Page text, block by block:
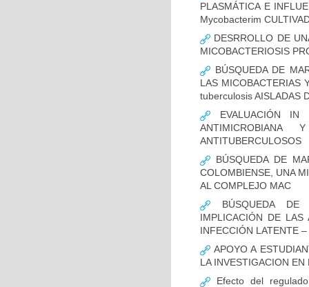
PLASMÁTICA E
Mycobacterim
DESRROLLO DE
MICOBACTERIOSIS
BÚSQUEDA DE
LAS MICOBACTERIAS
tuberculosis AISLADAS
EVALUACIÓN IN
ANTIMICROBIANA
ANTITUBERCULOSOS
BÚSQUEDA DE
COLOMBIENSE, UNA
AL COMPLEJO MAC
BÚSQUEDA DE
IMPLICACIÓN DE LAS
INFECCIÓN LATENTE
APOYO A
LA INVESTIGACION EN
Efecto del